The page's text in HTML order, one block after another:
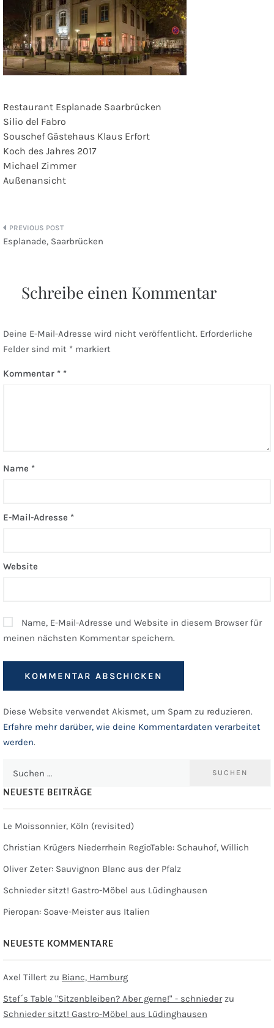
Restaurant Esplanade Saarbrücken
Silio del Fabro
Souschef Gästehaus Klaus Erfort
Koch des Jahres 2017
Michael Zimmer
Außenansicht
Beitragsnavigation
Esplanade, Saarbrücken
Schreibe einen Kommentar
Deine E-Mail-Adresse wird nicht veröffentlicht. Erforderliche
Felder sind mit * markiert
Kommentar *
Name *
E-Mail-Adresse *
Website
Name, E-Mail-Adresse und Website in diesem Browser für
meinen nächsten Kommentar speichern.
Diese Website verwendet Akismet, um Spam zu reduzieren.
Erfahre mehr darüber, wie deine Kommentardaten verarbeitet
werden.
NEUESTE BEITRÄGE
Le Moissonnier, Köln (revisited)
Christian Krügers Niederrhein RegioTable: Schauhof, Willich
Oliver Zeter: Sauvignon Blanc aus der Pfalz
Schnieder sitzt! Gastro-Möbel aus Lüdinghausen
Pieropan: Soave-Meister aus Italien
NEUESTE KOMMENTARE
Axel Tillert zu Bianc, Hamburg
Stef´s Table "Sitzenbleiben? Aber gerne!" - schniederzu
Schnieder sitzt! Gastro-Möbel aus Lüdinghausen